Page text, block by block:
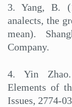
3. Yang, B.
analects, the
mean).
Company.
4. Yin
Elements of
Issues, 2774-